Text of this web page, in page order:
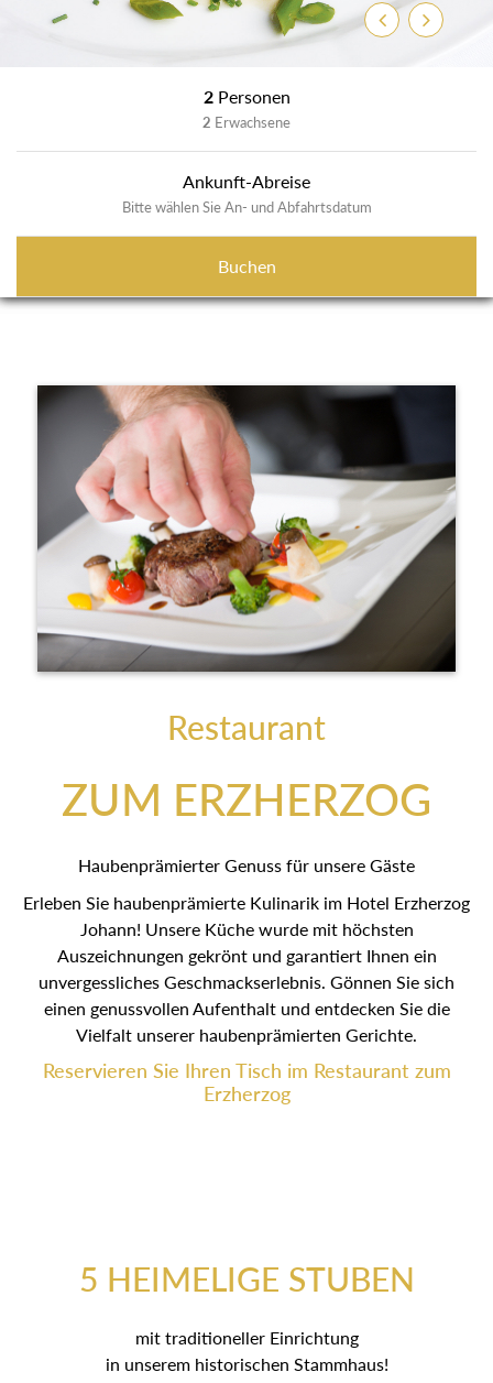
ZurückWeiter
2 Personen
2 Erwachsene
Ankunft-Abreise
Bitte wählen Sie An- und Abfahrtsdatum
Buchen
Restaurant
ZUM ERZHERZOG
Haubenprämierter Genuss für unsere Gäste
Erleben Sie haubenprämierte Kulinarik im Hotel Erzherzog
Johann! Unsere Küche wurde mit höchsten
Auszeichnungen gekrönt und garantiert Ihnen ein
unvergessliches Geschmackserlebnis. Gönnen Sie sich
einen genussvollen Aufenthalt und entdecken Sie die
Vielfalt unserer haubenprämierten Gerichte.
Reservieren Sie Ihren Tisch im Restaurant zum
Erzherzog
5 HEIMELIGE STUBEN
mit traditioneller Einrichtung
in unserem historischen Stammhaus!